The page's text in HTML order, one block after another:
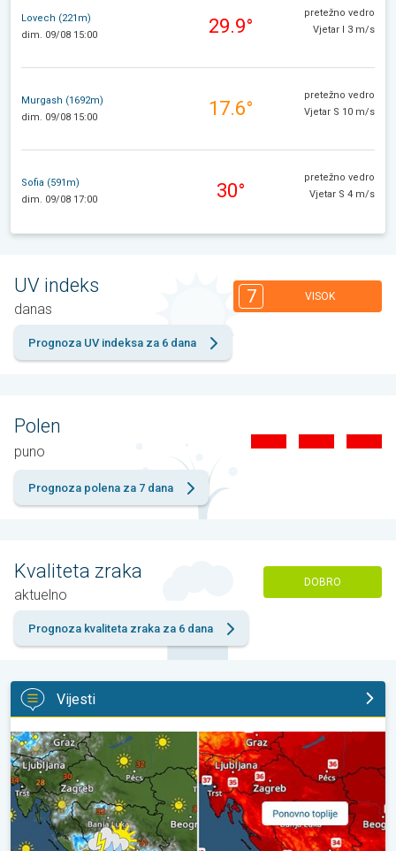
Lovech (221m)
dim. 09/08 15:00
29.9°
pretežno vedro
Vjetar I 3 m/s
Murgash (1692m)
dim. 09/08 15:00
17.6°
pretežno vedro
Vjetar S 10 m/s
Sofia (591m)
dim. 09/08 17:00
30°
pretežno vedro
Vjetar S 4 m/s
UV indeks
danas
7 VISOK
Prognoza UV indeksa za 6 dana
Polen
puno
Prognoza polena za 7 dana
Kvaliteta zraka
aktuelno
DOBRO
Prognoza kvaliteta zraka za 6 dana
Vijesti
Pljuskovi ponegdje, od nedjelje preko 35°C. Stabilnija iduća